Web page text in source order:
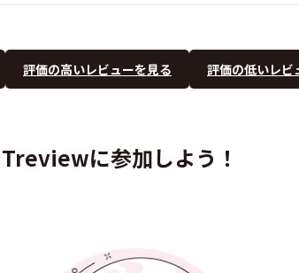
評価の高いレビューを見る 評価の低いレビ
に参加しよう！